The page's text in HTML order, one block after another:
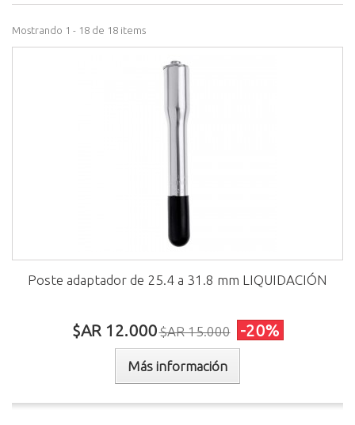
Mostrando 1 - 18 de 18 items
Poste adaptador de 25.4 a 31.8 mm LIQUIDACIÓN
$AR 12.000$AR 15.000 -20%
Más información